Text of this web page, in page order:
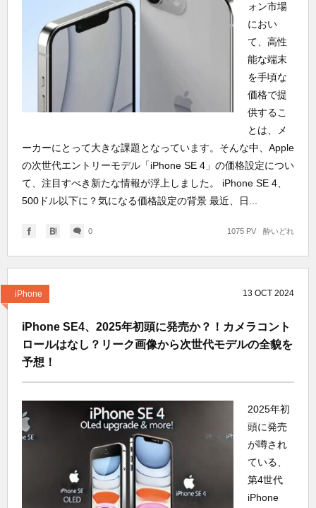
ォン市場
におい
て、高性
能な端末
を手頃な
価格で提
供するこ
とは、メ
ーカーにとって大きな課題となっています。そんな中、Apple
の次世代エントリーモデル「iPhone SE 4」の価格設定につい
て、注目すべき新たな情報が浮上しました。 iPhone SE 4、
500ドル以下に？気になる価格設定の背景 最近、日...
0 酔いどれ
1075 PV
iPhone 13 OCT 2024
iPhone SE4、2025年初頭に発売か？！カメラコント
ロールはなし？リーク画像から次世代モデルの全貌を
予想！
2025年初
頭に発売
が噂され
ている、
第4世代
iPhone